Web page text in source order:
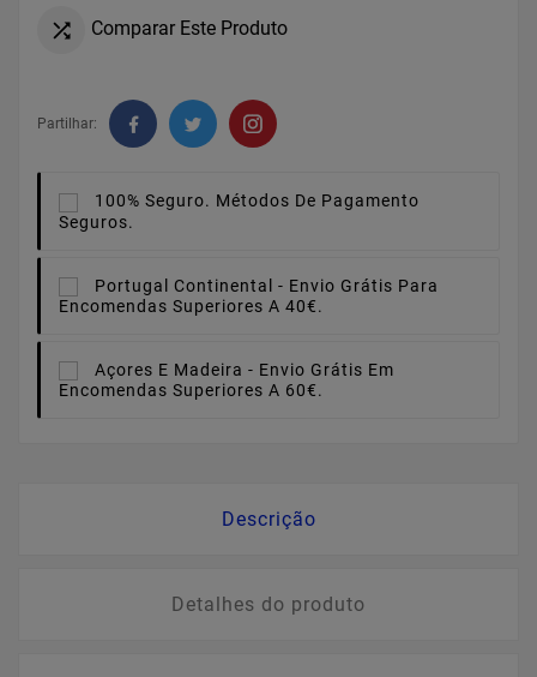
 Comparar Este Produto
Partilhar:
100% Seguro. Métodos De Pagamento
Seguros.
Portugal Continental - Envio Grátis Para
Encomendas Superiores A 40€.
Açores E Madeira - Envio Grátis Em
Encomendas Superiores A 60€.
Descrição
Detalhes do produto